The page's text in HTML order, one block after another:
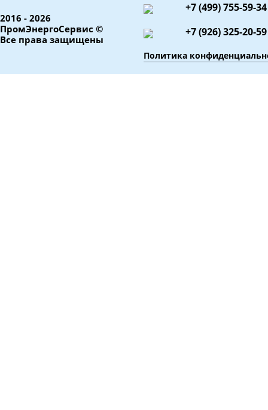
2016 - 2026
ПромЭнергоСервис ©
Все права защищены
+7 (499) 755-59-34
+7 (926) 325-20-59
Политика